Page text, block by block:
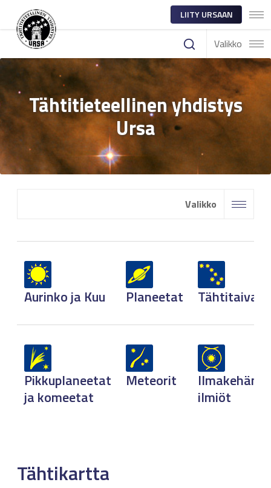
LIITY URSAAN
Valikko
Tähtitieteellinen yhdistys
Ursa
Valikko
Aurinko ja Kuu Planeetat Tähtitaivas
Pikkuplaneetat
ja komeetat
Meteorit
Ilmakehän
ilmiöt
Tähtikartta